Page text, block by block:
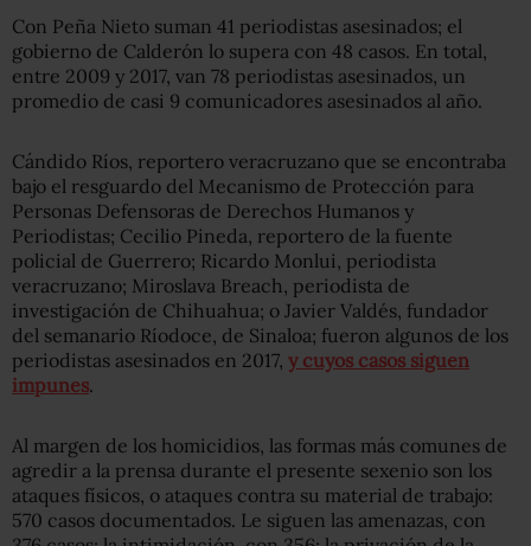
Con Peña Nieto suman 41 periodistas asesinados; el
gobierno de Calderón lo supera con 48 casos. En total,
entre 2009 y 2017, van 78 periodistas asesinados, un
promedio de casi 9 comunicadores asesinados al año.
Cándido Ríos, reportero veracruzano que se encontraba
bajo el resguardo del Mecanismo de Protección para
Personas Defensoras de Derechos Humanos y
Periodistas; Cecilio Pineda, reportero de la fuente
policial de Guerrero; Ricardo Monlui, periodista
veracruzano; Miroslava Breach, periodista de
investigación de Chihuahua; o Javier Valdés, fundador
del semanario Ríodoce, de Sinaloa; fueron algunos de los
periodistas asesinados en 2017, y cuyos casos siguen
impunes.
Al margen de los homicidios, las formas más comunes de
agredir a la prensa durante el presente sexenio son los
ataques físicos, o ataques contra su material de trabajo:
570 casos documentados. Le siguen las amenazas, con